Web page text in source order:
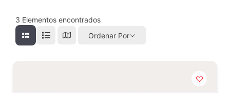
3 Elementos encontrados
Ordenar Por